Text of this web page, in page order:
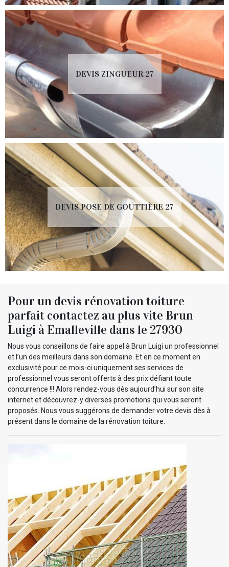
DEVIS ZINGUEUR 27
DEVIS POSE DE GOUTTIÈRE 27
Pour un devis rénovation toiture
parfait contactez au plus vite Brun
Luigi à Emalleville dans le 27930
Nous vous conseillons de faire appel à Brun Luigi un professionnel
et l’un des meilleurs dans son domaine. Et en ce moment en
exclusivité pour ce mois-ci uniquement ses services de
professionnel vous seront offerts à des prix défiant toute
concurrence !!! Alors rendez-vous dès aujourd’hui sur son site
internet et découvrez-y diverses promotions qui vous seront
proposés. Nous vous suggérons de demander votre devis dès à
présent dans le domaine de la rénovation toiture.